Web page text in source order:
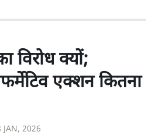
विरोध क्यों;
एक्शन कितना
JAN, 2026